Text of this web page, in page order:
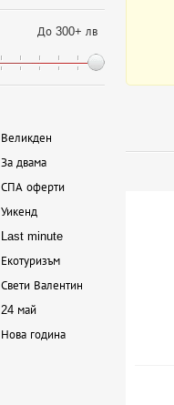
До 300+ лв
Великден
За двама
СПА оферти
Уикенд
Last minute
Екотуризъм
Свети Валентин
24 май
Нова година